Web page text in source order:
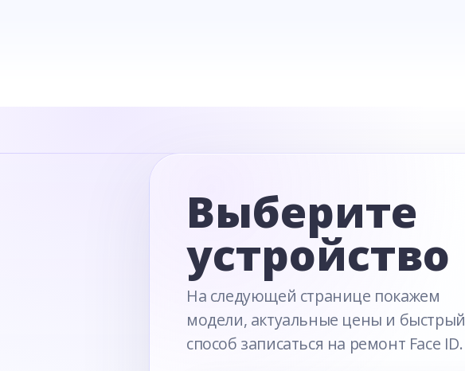
Выберите
устройство
На следующей странице покажем
модели, актуальные цены и быстрый
способ записаться на ремонт Face ID.